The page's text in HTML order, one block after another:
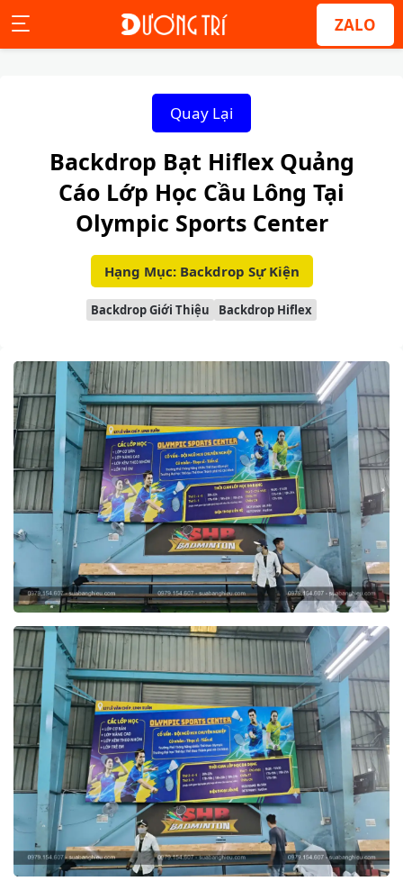
ZALO
Quay Lại
Backdrop Bạt Hiflex Quảng
Cáo Lớp Học Cầu Lông Tại
Olympic Sports Center
Hạng Mục: Backdrop Sự Kiện
Backdrop Giới Thiệu Backdrop Hiflex